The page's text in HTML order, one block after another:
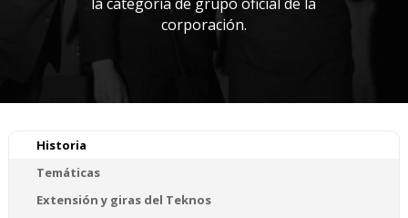
corporación.
Historia
Temáticas
Extensión y giras del Teknos